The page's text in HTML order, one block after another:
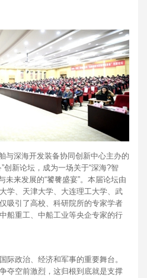
深海开发装备协同创新中心主办的
创新论坛，成为一场关于“深海?智
未来发展的“饕餮盛宴”。本届论坛由
学、天津大学、大连理工大学、武
吸引了高校、科研院所的专家学者
船重工、中船工业等央企专家的行
政治、经济和军事的重要舞台。
夺空前激烈，这归根到底就是支撑